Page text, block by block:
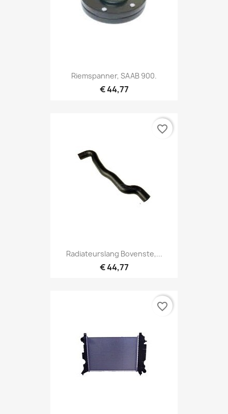
Riemspanner, SAAB 900.
€ 44,77
Radiateurslang Bovenste,...
€ 44,77
favorite_border
favorite_border